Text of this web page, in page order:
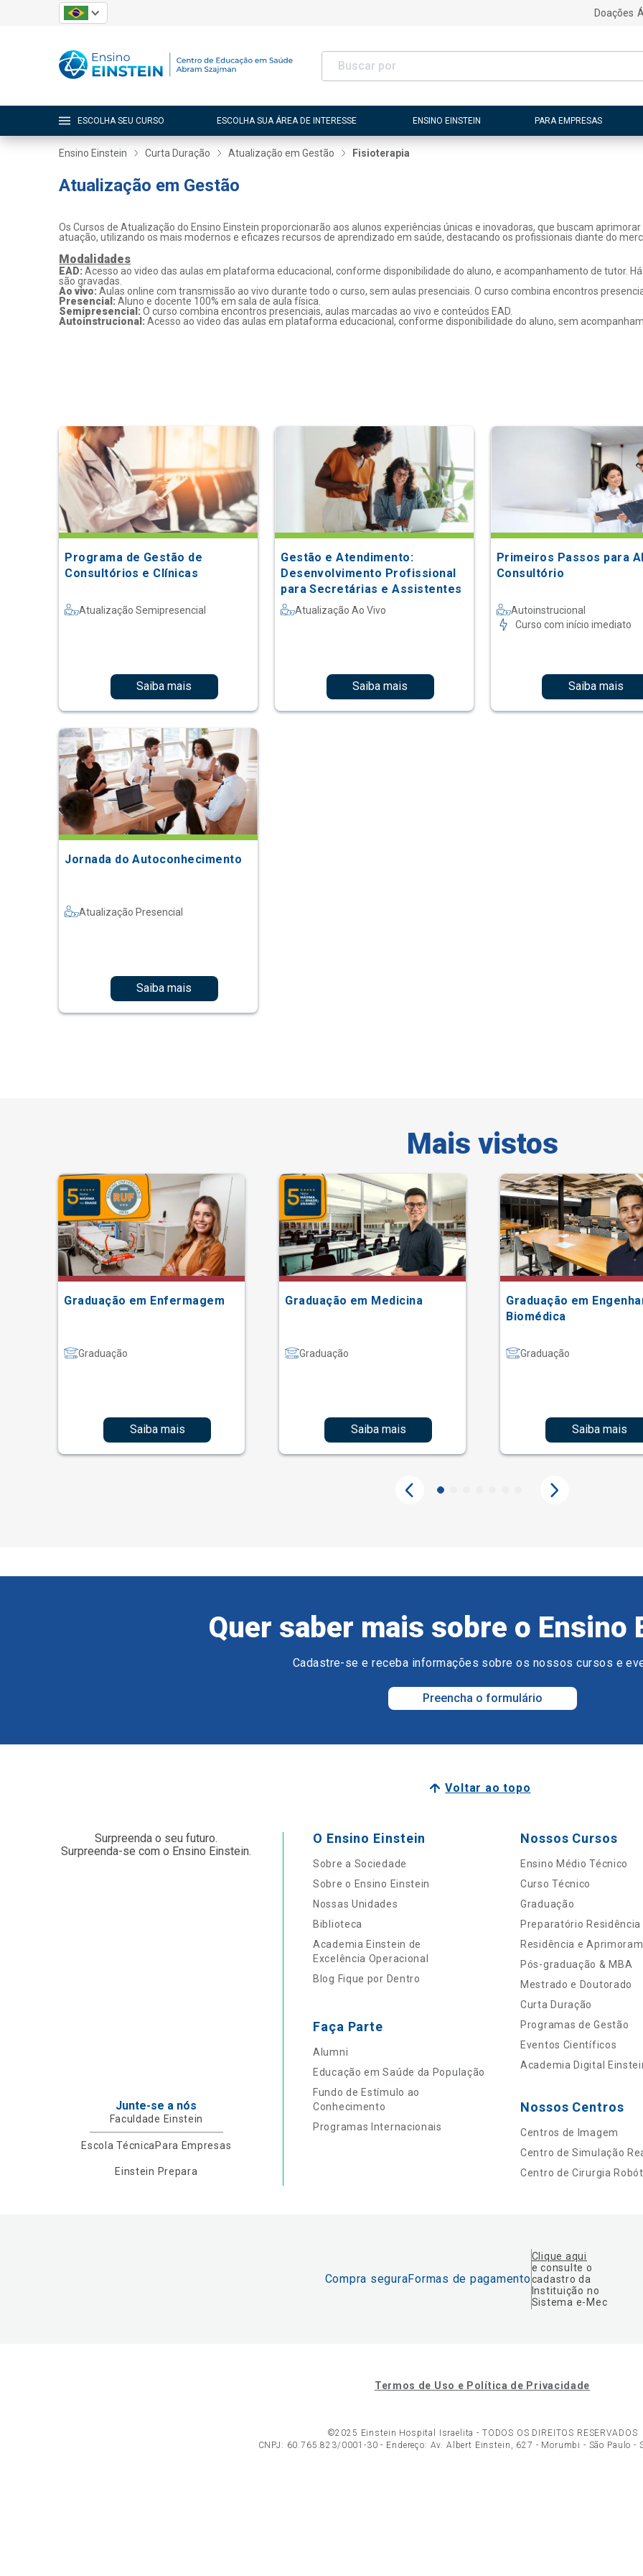
Doações
ESCOLHA SEU CURSO ESCOLHA SUA ÁREA DE INTERESSE ENSINO EINSTEIN PARA EMPRESAS
Ensino Einstein Curta Duração Atualização em Gestão Fisioterapia
Atualização em Gestão
Os Cursos de Atualização do Ensino Einstein proporcionarão aos alunos experiências únicas e inovadoras, que buscam
atuação, utilizando os mais modernos e eficazes recursos de aprendizado em saúde, destacando os profissionais diante do
Modalidades
EAD:Acesso ao video das aulas em plataforma educacional, conforme disponibilidade do aluno, e acompanhamento de tutor.
são gravadas.
Ao vivo: Aulas online com transmissão ao vivo durante todo o curso, sem aulas presenciais. O curso combina encontros
Presencial:Aluno e docente 100% em sala de aula física.
Semipresencial:O curso combina encontros presenciais, aulas marcadas ao vivo e conteúdos EAD.
Autoinstrucional:Acesso ao video das aulas em plataforma educacional, conforme disponibilidade do aluno, sem
Programa de Gestão de
Consultórios e Clínicas
Atualização Semipresencial
Saiba mais
Gestão e Atendimento:
Desenvolvimento Profissional
para Secretárias e Assistentes
Atualização Ao Vivo
Saiba mais
Primeiros Passos para
Consultório
Autoinstrucional
Curso com início imediato
Saiba mais
Jornada do Autoconhecimento
Atualização Presencial
Saiba mais
Mais vistos
Graduação em Enfermagem
Graduação
Saiba mais
Graduação em Medicina
Graduação
Saiba mais
Graduação em
Biomédica
Graduação
Saiba mais
Quer saber mais sobre o Ensino
Cadastre-se e receba informações sobre os nossos cursos e
Preencha o formulário
Voltar ao topo
Surpreenda o seu futuro.
Surpreenda-se com o Ensino Einstein.
Junte-se a nós
Faculdade Einstein
Escola Técnica Para Empresas
Einstein Prepara
O Ensino Einstein
Sobre a Sociedade
Sobre o Ensino Einstein
Nossas Unidades
Biblioteca
Academia Einstein de
Excelência Operacional
Blog Fique por Dentro
Faça Parte
Alumni
Educação em Saúde da População
Fundo de Estímulo ao
Conhecimento
Programas Internacionais
Nossos Cursos
Ensino Médio Técnico
Curso Técnico
Graduação
Preparatório Residência
Residência e
Pós-graduação & MBA
Mestrado e Doutorado
Curta Duração
Programas de Gestão
Eventos Científicos
Academia Digital
Nossos Centros
Centros de Imagem
Centro de Simulação
Centro de Cirurgia
Compra seguraFormas de pagamento
Clique aqui
e consulte o
cadastro da
Instituição no
Sistema e-Mec
Termos de Uso e Política de Privacidade
©2025 Einstein Hospital Israelita - TODOS OS DIREITOS RESERVADOS
CNPJ: 60.765.823/0001-30 - Endereço: Av. Albert Einstein, 627 - Morumbi - São Paulo -